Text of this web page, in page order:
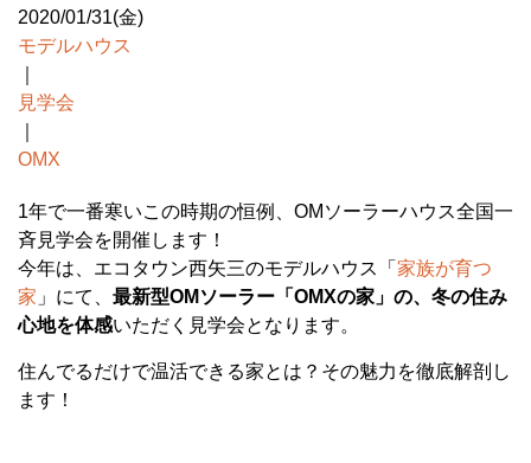
2020/01/31(金)
モデルハウス
見学会
OMX
1年で一番寒いこの時期の恒例、OMソーラーハウス全国一
斉見学会を開催します！
今年は、エコタウン西矢三のモデルハウス「 家族が育つ
家 」にて、 最新型OMソーラー「OMXの家」の、冬の住み
心地を体感いただく見学会となります。
住んでるだけで温活できる家とは？その魅力を徹底解剖し
ます！